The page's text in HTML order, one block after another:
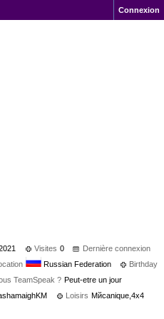
Connexion
Visites 0
Dernière connexion
Russian Federation
Birthday
TeamSpeak ? Peut-etre un jour
Loisirs Mйcanique,4x4